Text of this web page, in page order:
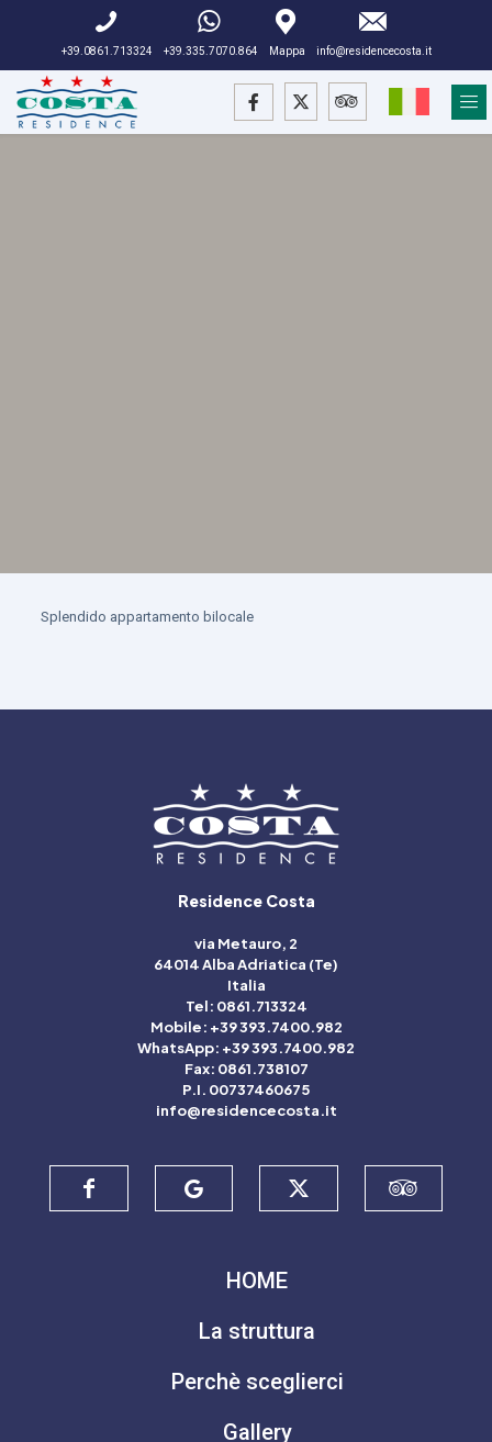
+39.0861.713324 +39.335.7070.864 Mappa info@residencecosta.it
Splendido appartamento bilocale
Residence Costa
via Metauro, 2
64014 Alba Adriatica (Te)
Italia
Tel: 0861.713324
Mobile: +39 393.7400.982
WhatsApp: +39 393.7400.982
Fax: 0861.738107
P.I. 00737460675
info@residencecosta.it
HOME
La struttura
Perchè sceglierci
Gallery